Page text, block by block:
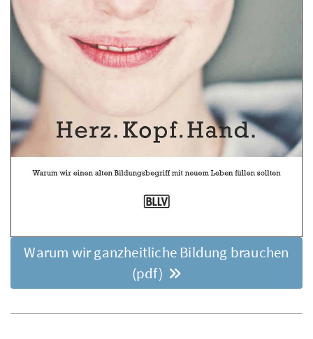
Warum wir ganzheitliche Bildung brauchen
(pdf)